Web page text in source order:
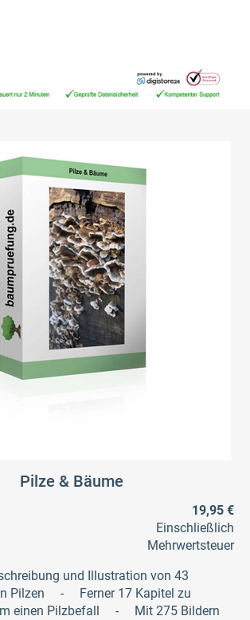
Pilze & Bäume
19,95 €
Einschließlich
Mehrwertsteuer
und Illustration von 43
Pilzen - Ferner 17 Kapitel zu
einen Pilzbefall - Mit 275 Bildern